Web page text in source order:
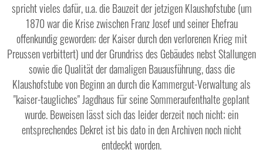
spricht vieles dafür, u.a. die Bauzeit der jetzigen Klaushofstube (um
1870 war die Krise zwischen Franz Josef und seiner Ehefrau
offenkundig geworden; der Kaiser durch den verlorenen Krieg mit
Preussen verbittert) und der Grundriss des Gebäudes nebst Stallungen
sowie die Qualität der damaligen Bauausführung, dass die
Klaushofstube von Beginn an durch die Kammergut-Verwaltung als
"kaiser-taugliches" Jagdhaus für seine Sommeraufenthalte geplant
wurde. Beweisen lässt sich das leider derzeit noch nicht; ein
entsprechendes Dekret ist bis dato in den Archiven noch nicht
entdeckt worden.